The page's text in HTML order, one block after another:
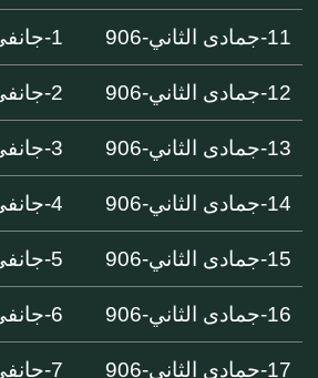
11-جمادى الثاني-906 1-جانفي-1501
12-جمادى الثاني-906 2-جانفي-1501
13-جمادى الثاني-906 3-جانفي-1501
14-جمادى الثاني-906 4-جانفي-1501
15-جمادى الثاني-906 5-جانفي-1501
16-جمادى الثاني-906 6-جانفي-1501
17-جمادى الثاني-906 7-جانفي-1501